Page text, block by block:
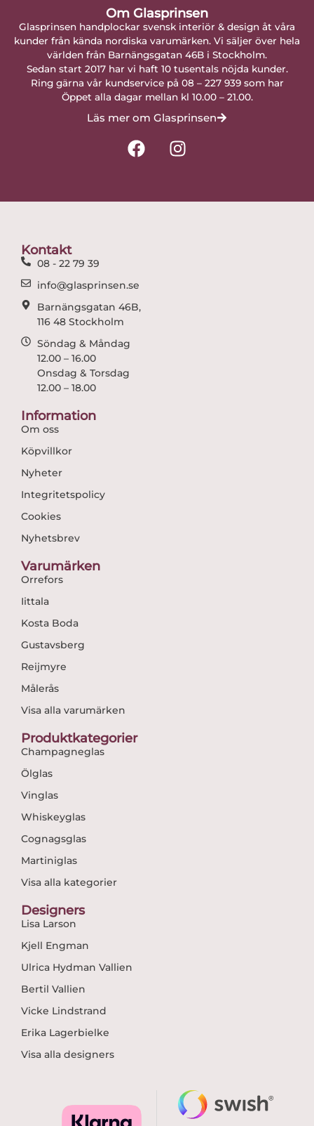
Om Glasprinsen
Glasprinsen handplockar svensk interiör & design åt våra
kunder från kända nordiska varumärken. Vi säljer över hela
världen från Barnängsgatan 46B i Stockholm.
Sedan start 2017 har vi haft 10 tusentals nöjda kunder.
Ring gärna vår kundservice på 08 – 227 939 som har
Öppet alla dagar mellan kl 10.00 – 21.00.
Läs mer om Glasprinsen
F
a
I
n
Kontakt
08 - 22 79 39
info@glasprinsen.se
Barnängsgatan 46B,
116 48 Stockholm
Söndag & Måndag
12.00 – 16.00
Onsdag & Torsdag
12.00 – 18.00
Information
Om oss
Köpvillkor
Nyheter
Integritetspolicy
Cookies
Nyhetsbrev
Varumärken
Orrefors
Iittala
Kosta Boda
Gustavsberg
Reijmyre
Målerås
Visa alla varumärken
Produktkategorier
Champagneglas
Ölglas
Vinglas
Whiskeyglas
Cognagsglas
Martiniglas
Visa alla kategorier
Designers
Lisa Larson
Kjell Engman
Ulrica Hydman Vallien
Bertil Vallien
Vicke Lindstrand
Erika Lagerbielke
Visa alla designers